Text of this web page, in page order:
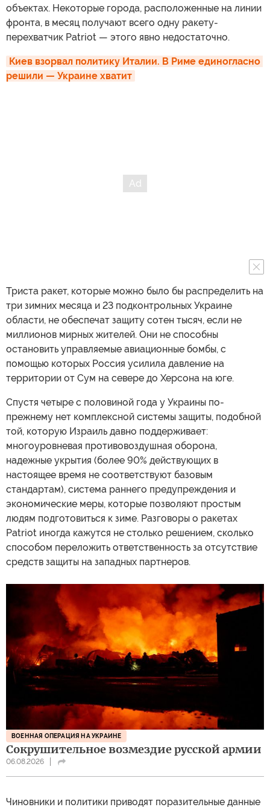
объектах. Некоторые города, расположенные на линии
фронта, в месяц получают всего одну ракету-
перехватчик Patriot — этого явно недостаточно.
Киев взорвал политику Италии. В Риме единогласно
решили — Украине хватит
Триста ракет, которые можно было бы распределить на
три зимних месяца и 23 подконтрольных Украине
области, не обеспечат защиту сотен тысяч, если не
миллионов мирных жителей. Они не способны
остановить управляемые авиационные бомбы, с
помощью которых Россия усилила давление на
территории от Сум на севере до Херсона на юге.
Спустя четыре с половиной года у Украины по-
прежнему нет комплексной системы защиты, подобной
той, которую Израиль давно поддерживает:
многоуровневая противовоздушная оборона,
надежные укрытия (более 90% действующих в
настоящее время не соответствуют базовым
стандартам), система раннего предупреждения и
экономические меры, которые позволяют простым
людям подготовиться к зиме. Разговоры о ракетах
Patriot иногда кажутся не столько решением, сколько
способом переложить ответственность за отсутствие
средств защиты на западных партнеров.
ВОЕННАЯ ОПЕРАЦИЯ НА УКРАИНЕ
Сокрушительное возмездие русской армии
06.08.2026
Чиновники и политики приводят поразительные данные